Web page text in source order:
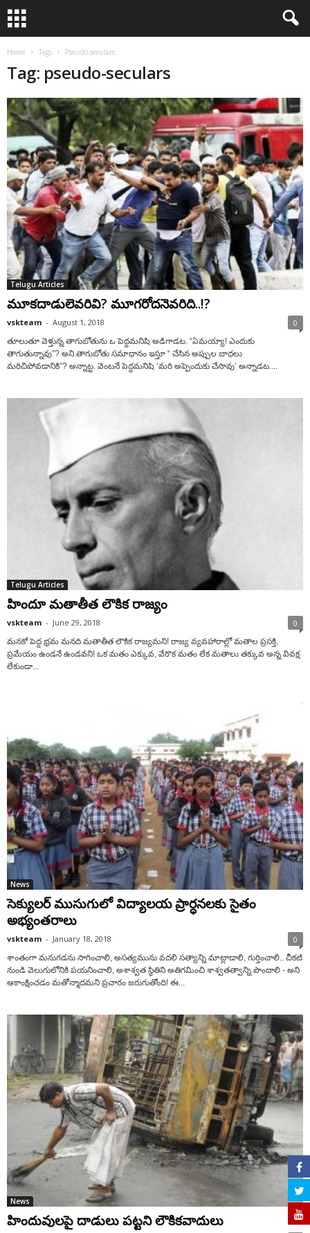
Home Tags Pseudo-seculars
Tag: pseudo-seculars
Telugu Articles
మూకదాడులెవరివి? మూగరోదనెవరిది..!?
vskteam - August 1, 2018 0
తూలుతూ వెళ్తున్న తాగుబోతును ఒ పెద్దమనిషి అడిగాడట. “ఏమయ్యా! ఎందుకు
తాగుతున్నావు”? అని.తాగుబోతు సమాధానం ఇస్తూ “ చేసిన అప్పుల బాధలు
మరిచిపోవడానికి”? అన్నాట్ట. వెంటనే పెద్దమనిషి ‘మరి అప్పెందుకు చేసావు’ అన్నాడట....
Telugu Articles
హిందూ మతాతీత లౌకిక రాజ్యం
vskteam - June 29, 2018 0
మనకో పెద్ద భ్రమ మనది మతాతీత లౌకిక రాజ్యమని! రాజ్య వ్యవహారాల్లో మతాల ప్రసక్తి,
ప్రమేయం ఉండనే ఉండవని! ఒక మతం ఎక్కువ, వేరొక మతం లేక మతాలు తక్కువ అన్న వివక్ష
లేకుండా...
News
సెక్యులర్ ముసుగులో విద్యాలయ ప్రార్ధనలకు సైతం
అభ్యంతరాలు
vskteam - January 18, 2018 0
శాంతంగా మనుగడను సాగించాలి, అసత్యమును వదలి సత్యాన్ని మాట్లాడాలి, గుర్తించాలి.. చీకటి
నుండి వెలుగులోనికి పయనించాలి, అశాశ్వత స్థితిని అతిగమించి శాశ్వతత్వాన్ని పొందాలి - అని
ఆకాంక్షించడం మతోన్మాదమని ప్రచారం జరుగుతోంది! ఈ...
News
హిందువులపై దాడులు పట్టని లౌకికవాదులు